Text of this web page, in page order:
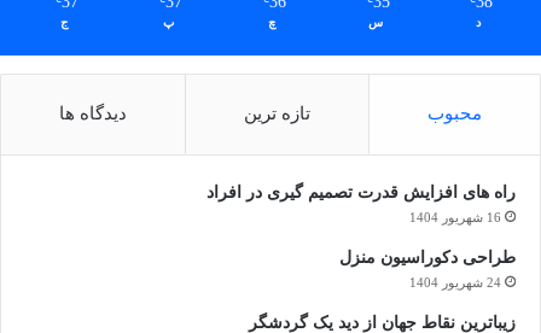
د س چ پ ج
محبوب تازه ترین دیدگاه ها
راه های افزایش قدرت تصمیم گیری در افراد
16 شهریور 1404
طراحی دکوراسیون منزل
24 شهریور 1404
زیباترین نقاط جهان از دید یک گردشگر